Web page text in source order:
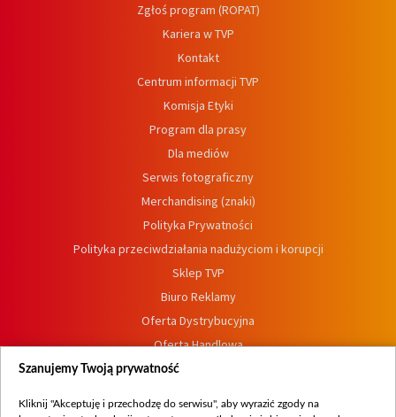
Zgłoś program (ROPAT)
Kariera w TVP
Kontakt
Centrum informacji TVP
Komisja Etyki
Program dla prasy
Dla mediów
Serwis fotograficzny
Merchandising (znaki)
Polityka Prywatności
Polityka przeciwdziałania nadużyciom i korupcji
Sklep TVP
Biuro Reklamy
Oferta Dystrybucyjna
Oferta Handlowa
Dostępność
Szanujemy Twoją prywatność
Kliknij "Akceptuję i przechodzę do serwisu", aby wyrazić zgody na